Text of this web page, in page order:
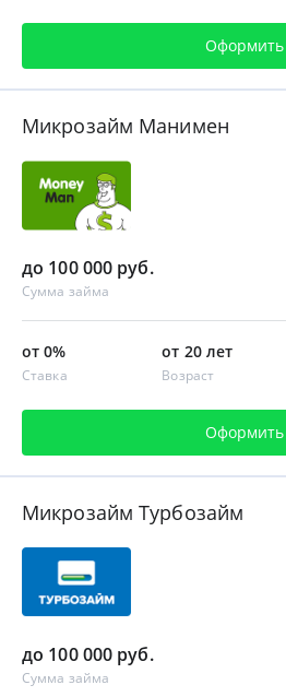
Оформить
Микрозайм Манимен
до 100 000 руб.
Сумма займа
от 0%
Ставка
от 20 лет
Возраст
Оформить
Микрозайм Турбозайм
до 100 000 руб.
Сумма займа